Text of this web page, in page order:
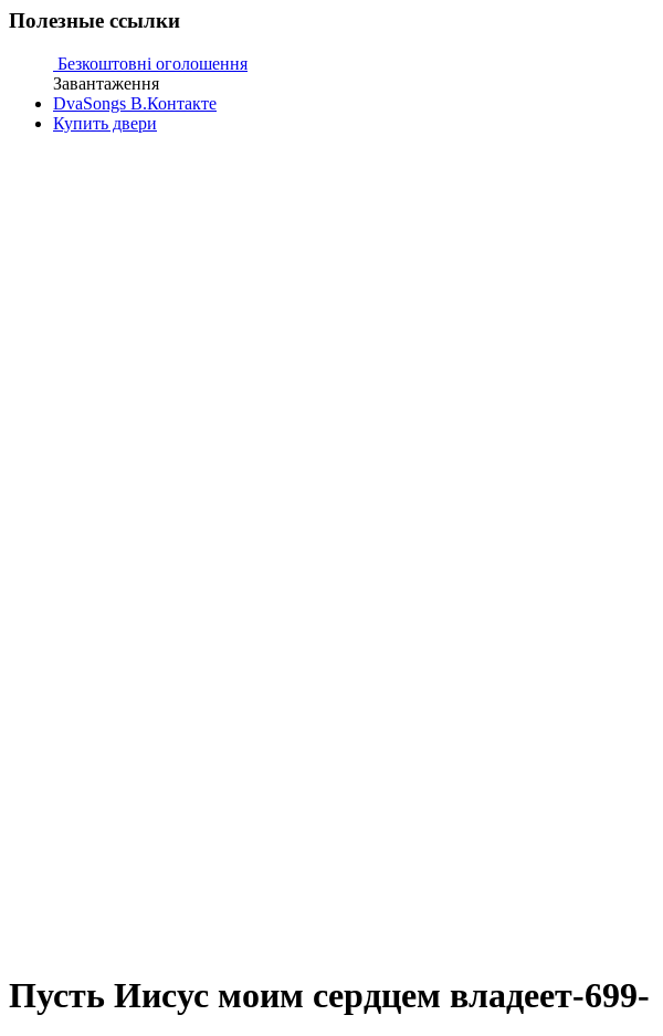
Полезные ссылки
Безкоштовні оголошення
Завантаження
DvaSongs В.Контакте
Купить двери
Пусть Иисус моим сердцем владеет-699-